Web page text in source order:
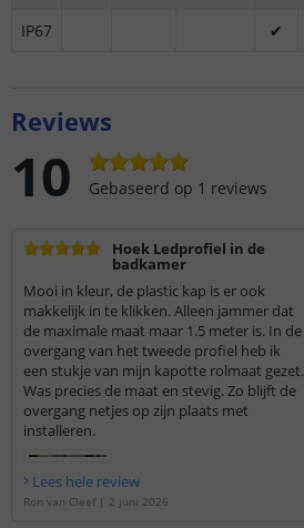
IP67
✔
Reviews
10 Gebaseerd op 1 reviews
Hoek Ledprofiel in de
badkamer
Mooi in kleur, de plastic kap is er ook
makkelijk in te klikken. Alleen jammer dat
de maximale maat maar 1.5 meter is. In de
overgang van het tweede profiel heb ik
een stukje van mijn kapotte rolmaat gezet.
Was precies de maat en stevig. Zo blijft de
overgang netjes op zijn plaats met
installeren.
Lees hele review
Ron van Cleef | 2 juni 2026